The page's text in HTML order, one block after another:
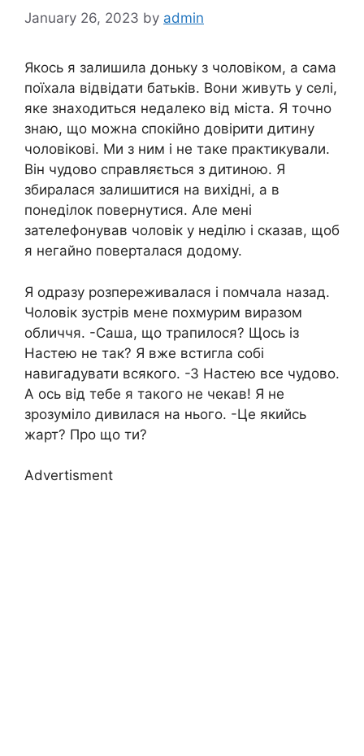
January 26, 2023 by admin
Якось я залишила доньку з чоловіком, а сама
поїхала відвідати батьків. Вони живуть у селі,
яке знаходиться недалеко від міста. Я точно
знаю, що можна спокійно довірити дитину
чоловікові. Ми з ним і не таке практикували.
Він чудово справляється з дитиною. Я
збиралася залишитися на вихідні, а в
понеділок повернутися. Але мені
зателефонував чоловік у неділю і сказав, щоб
я негайно поверталася додому.
Я одразу розпереживалася і помчала назад.
Чоловік зустрів мене похмурим виразом
обличчя. -Саша, що трапилося? Щось із
Настею не так? Я вже встигла собі
навигадувати всякого. -З Настею все чудово.
А ось від тебе я такого не чекав! Я не
зрозуміло дивилася на нього. -Це якийсь
жарт? Про що ти?
Advertisment